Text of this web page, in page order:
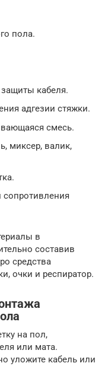
пола.
кабеля.
адгезии стяжки.
смесь.
миксер, валик,
сопротивления
в
составив
средства
очки и респиратор.
на пол,
или мата.
уложите кабель или